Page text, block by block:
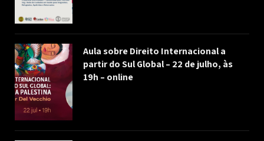
Aula sobre Direito Internacional a
partir do Sul Global – 22 de julho, às
19h – online